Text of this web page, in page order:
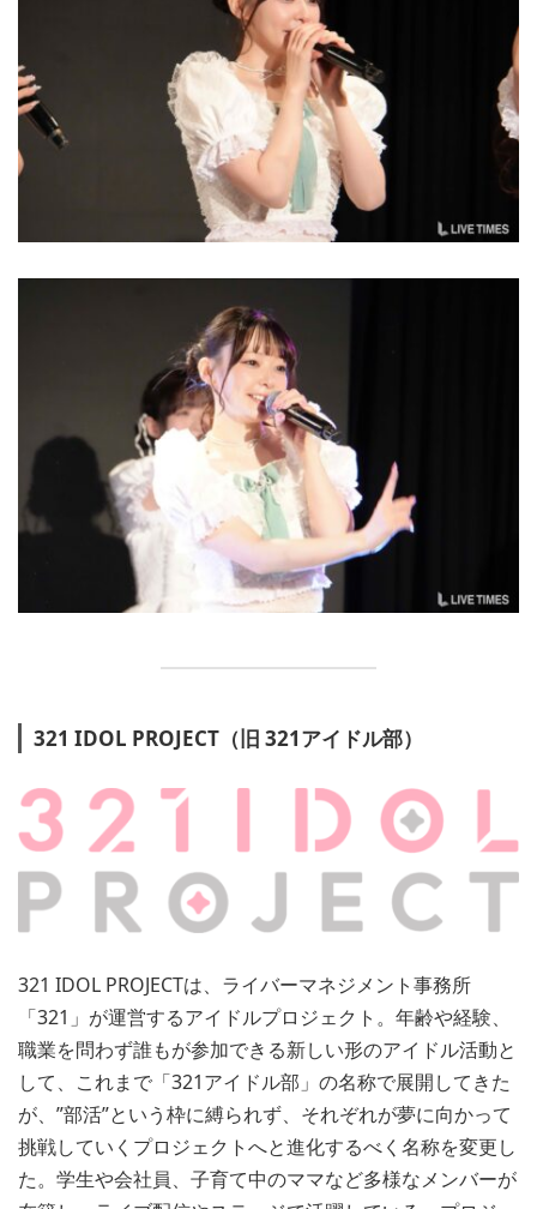
321 IDOL PROJECT （旧 321アイドル部）
321 IDOL PROJECTは、ライバーマネジメント事務所
「321」が運営するアイドルプロジェクト。年齢や経験、
職業を問わず誰もが参加できる新しい形のアイドル活動と
して、これまで「321アイドル部」の名称で展開してきた
が、”部活”という枠に縛られず、それぞれが夢に向かって
挑戦していくプロジェクトへと進化するべく名称を変更し
た。学生や会社員、子育て中のママなど多様なメンバーが